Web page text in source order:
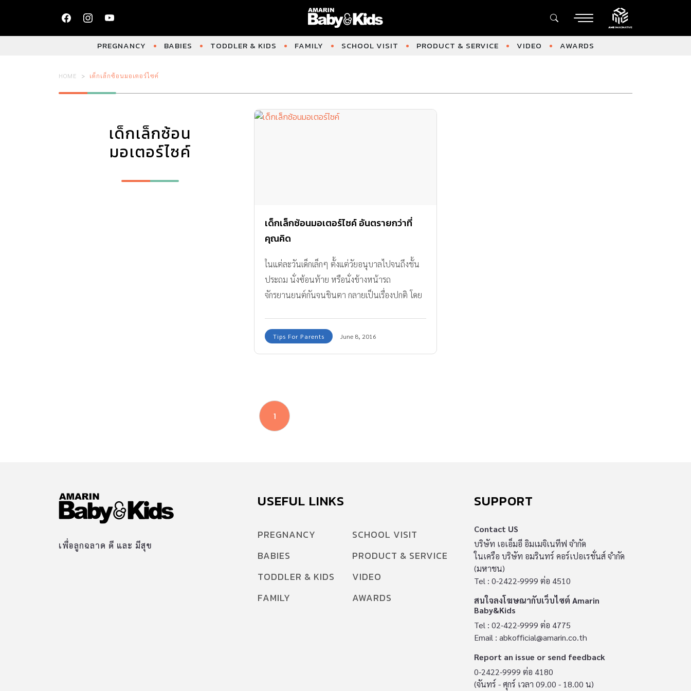
PREGNANCY BABIES TODDLER & KIDS FAMILY SCHOOL VISIT PRODUCT & SERVICE VIDEO AWARDS
HOME เด็กเล็กซ้อนมอเตอร์ไซค์
เด็กเล็กซ้อน
มอเตอร์ไซค์
เด็กเล็กซ้อนมอเตอร์ไซค์ อันตรายกว่าที่
คุณคิด
ในแต่ละวันเด็กเล็กๆ ตั้งแต่วัยอนุบาลไปจนถึงชั้น
ประถม นั่งซ้อนท้าย หรือนั่งข้างหน้ารถ
จักรยานยนต์กันจนชินตา กลายเป็นเรื่องปกติ โดย
ไม่รู้เลยว่า เด็กเล็กซ้อนมอเตอร์ไซค์ อันตรายกว่าที่
คิด
Tips For Parents June 8, 2016
1
เพื่อลูกฉลาด ดี และ มีสุข
USEFUL LINKS
PREGNANCY
BABIES
TODDLER & KIDS
FAMILY
SCHOOL VISIT
PRODUCT & SERVICE
VIDEO
AWARDS
SUPPORT
Contact US
บริษัท เอเอ็มอี อิมเมจิเนทีฟ จำกัด
ในเครือ บริษัท อมรินทร์ คอร์เปอเรชั่นส์ จำกัด
(มหาชน)
Tel : 0-2422-9999 ต่อ 4510
สนใจลงโฆษณากับเว็บไซต์ Amarin
Baby&Kids
Tel : 02-422-9999 ต่อ 4775
Email : abkofficial@amarin.co.th
Report an issue or send feedback
0-2422-9999 ต่อ 4180
(จันทร์ - ศุกร์ เวลา 09.00 - 18.00 น)